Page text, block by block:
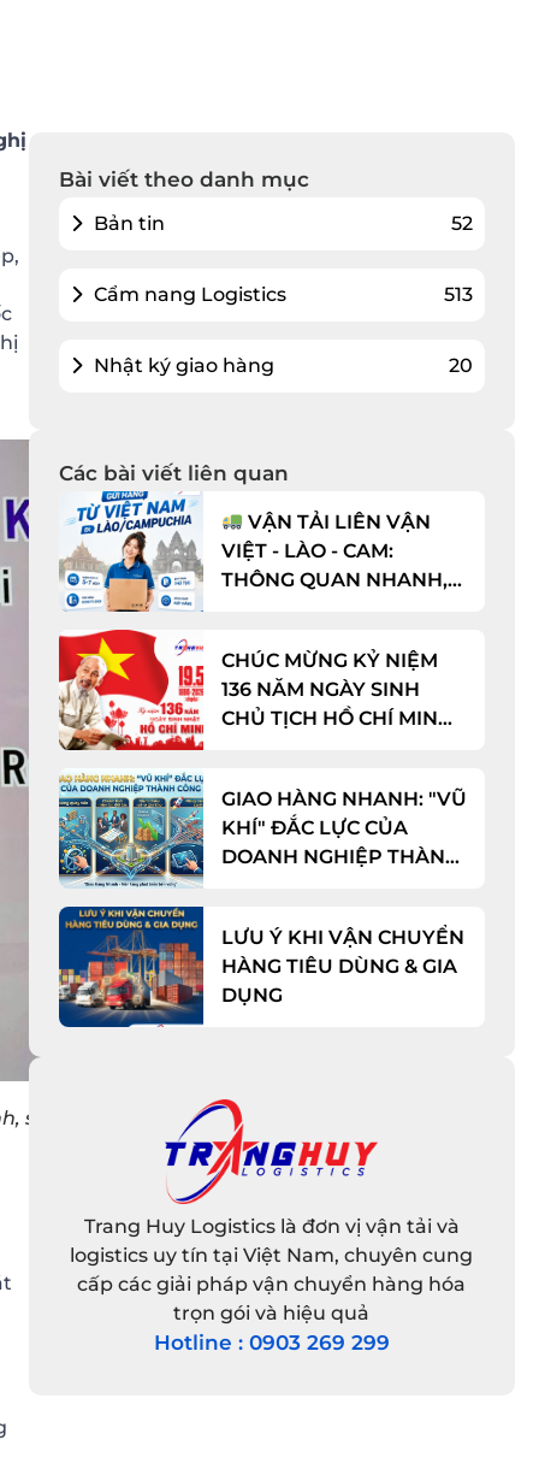
số và
Bài viết theo danh mục
Bản tin 52
Cẩm nang Logistics 513
Nhật ký giao hàng 20
Các bài viết liên quan
VẬN TẢI LIÊN VẬN
VIỆT - LÀO - CAM:
THÔNG QUAN NHANH,
CHÚC MỪNG KỶ NIỆM
136 NĂM NGÀY SINH
CHỦ TỊCH HỒ CHÍ MINH
GIAO HÀNG NHANH: "VŨ
KHÍ" ĐẮC LỰC CỦA
DOANH NGHIỆP THÀNH
LƯU Ý KHI VẬN CHUYỂN
HÀNG TIÊU DÙNG & GIA
DỤNG
Trang Huy Logistics là đơn vị vận tải và
logistics uy tín tại Việt Nam, chuyên cung
cấp các giải pháp vận chuyển hàng hóa
trọn gói và hiệu quả
Hotline : 0903 269 299